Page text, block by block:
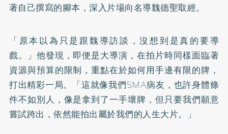
著自己撰寫的腳本，深入片場向名導魏德聖取經。
「原本以為只是跟魏導訪談，沒想到是真的要導
戲。」他發現，即便是大導演，在拍片時同樣面臨著
資源與預算的限制，重點在於如何用手邊有限的牌，
打出精彩一局。「這就像我們SMA病友，也許身體條
件不如別人，像是拿到了一手壞牌，但只要我們願意
嘗試跨出，依然能拍出屬於我們的人生大片。」